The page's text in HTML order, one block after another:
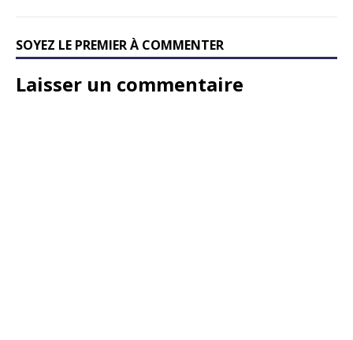
SOYEZ LE PREMIER À COMMENTER
Laisser un commentaire